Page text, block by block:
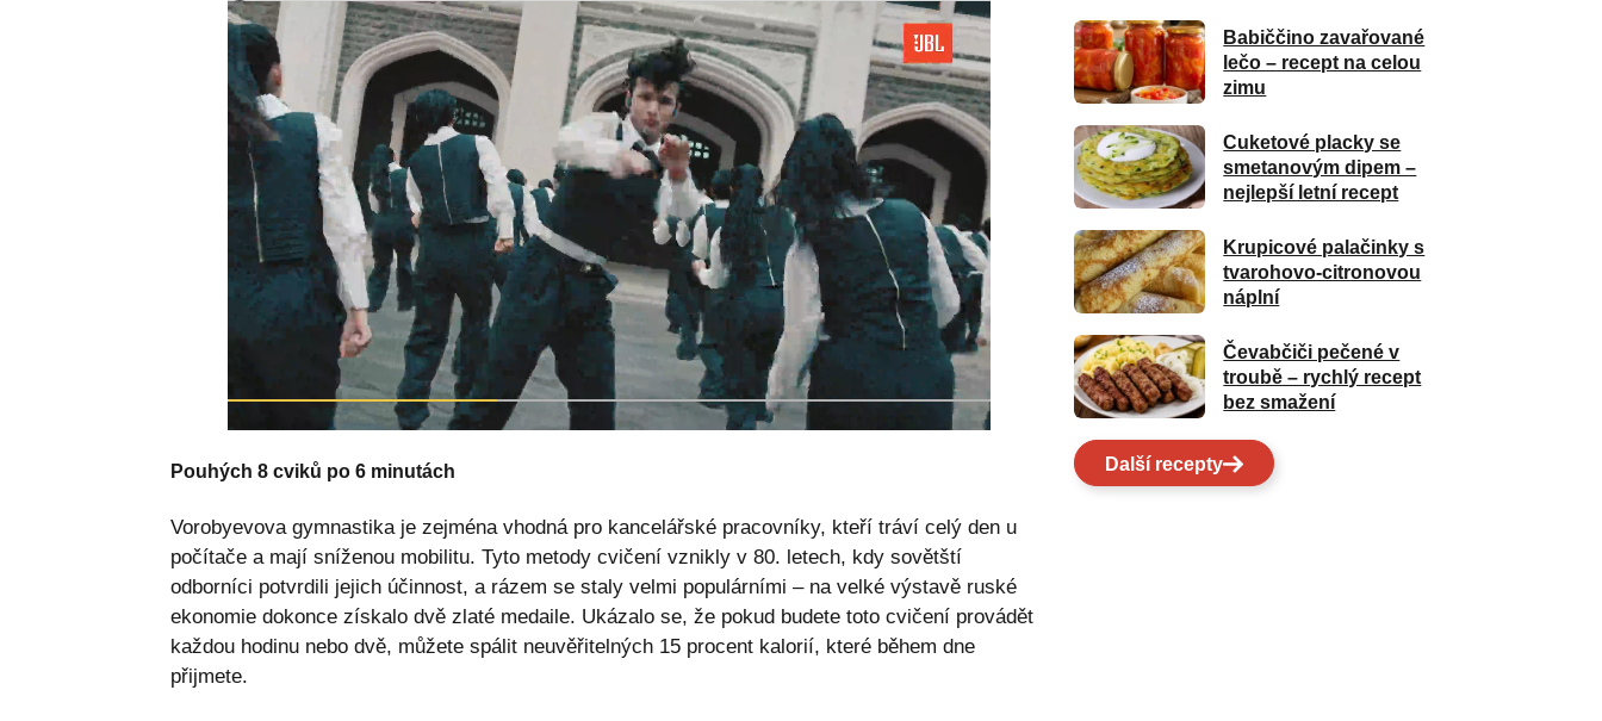
Pouhých 8 cviků po 6 minutách
Vorobyevova gymnastika je zejména vhodná pro kancelářské pracovníky, kteří tráví celý den u
počítače a mají sníženou mobilitu. Tyto metody cvičení vznikly v 80. letech, kdy sovětští
odborníci potvrdili jejich účinnost, a rázem se staly velmi populárními – na velké výstavě ruské
ekonomie dokonce získalo dvě zlaté medaile. Ukázalo se, že pokud budete toto cvičení provádět
každou hodinu nebo dvě, můžete spálit neuvěřitelných 15 procent kalorií, které během dne
přijmete.
Babiččino zavařované
lečo – recept na celou
zimu
Cuketové placky se
smetanovým dipem –
nejlepší letní recept
Krupicové palačinky s
tvarohovo-citronovou
náplní
Čevabčiči pečené v
troubě – rychlý recept
bez smažení
Další recepty